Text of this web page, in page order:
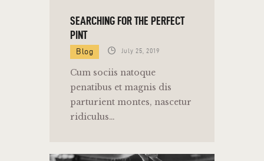
SEARCHING FOR THE PERFECT
PINT
Blog July 25, 2019
Cum sociis natoque
penatibus et magnis dis
parturient montes, nascetur
ridiculus…